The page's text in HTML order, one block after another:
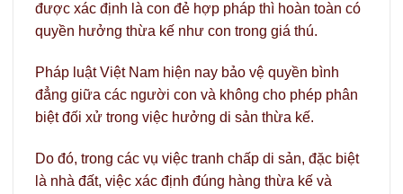
được xác định là con đẻ hợp pháp thì hoàn toàn có
quyền hưởng thừa kế như con trong giá thú.
Pháp luật Việt Nam hiện nay bảo vệ quyền bình
đẳng giữa các người con và không cho phép phân
biệt đối xử trong việc hưởng di sản thừa kế.
Do đó, trong các vụ việc tranh chấp di sản, đặc biệt
là nhà đất, việc xác định đúng hàng thừa kế và